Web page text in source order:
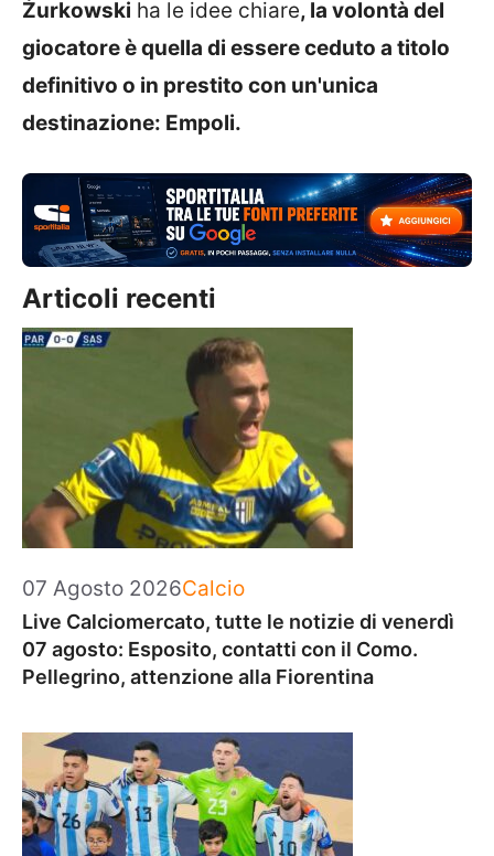
Żurkowski ha le idee chiare, la volontà del
giocatore è quella di essere ceduto a titolo
definitivo o in prestito con un'unica
destinazione: Empoli.
Articoli recenti
07 Agosto 2026Categorie
Calcio
Live Calciomercato, tutte le notizie di venerdì
07 agosto: Esposito, contatti con il Como.
Pellegrino, attenzione alla Fiorentina